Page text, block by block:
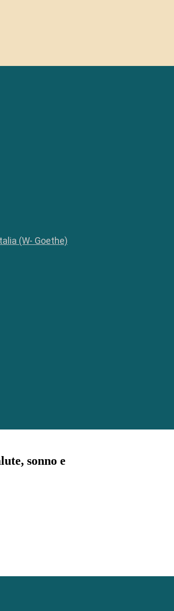
(W- Goethe)
sonno e